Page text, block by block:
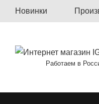
Новинки
Работаем в